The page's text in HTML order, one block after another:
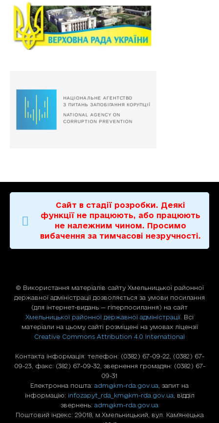
Сайт в стадії розробки. Деякі
функції не працюють, або працюють
не належним чином. Просимо
вибачення за тимчасові незручності.
© Використання матерiалiв сайту Хмельницької районної
державної адміністрації дозволяється за умови посилання
(для iнтернет-видань — гiперпосилання) на сайт
Хмельницької районної державної адміністрації . Всі
матеріали на цьому сайті розміщені на умовах ліцензії
Creative Commons Attribution 4.0 International
Контакта інформація: телефон: (0382) 67-09-22, (0382) 67-
09-23, факс: (382) 67-09-32, звернення громадян: (0382) 67-
09-31
Електронна пошта: adm@km-rda.gov.ua , запит на
інформацію: infozapyt_rda_km@km-rda.gov.ua , відділ
звернень: adm@km-rda.gov.ua
Поштовий індекс: 29018, м.Хмельницький, вул. Кам'янецька